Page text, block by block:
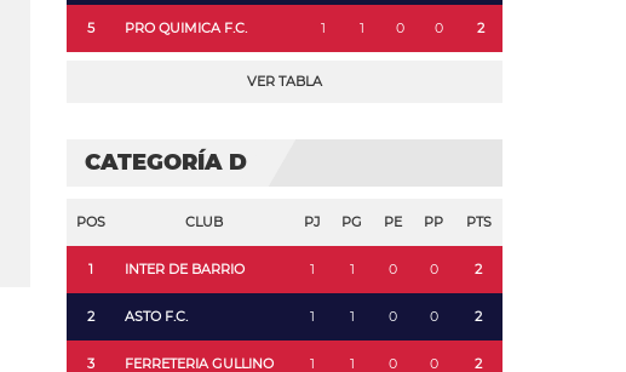
5 PRO QUIMICA F.C. 1 1 0 0 2
VER TABLA
CATEGORÍA D
POS CLUB PJ PG PE PP PTS
1 INTER DE BARRIO 1 1 0 0 2
2 ASTO F.C. 1 1 0 0 2
3 FERRETERIA GULLINO 1 1 0 0 2